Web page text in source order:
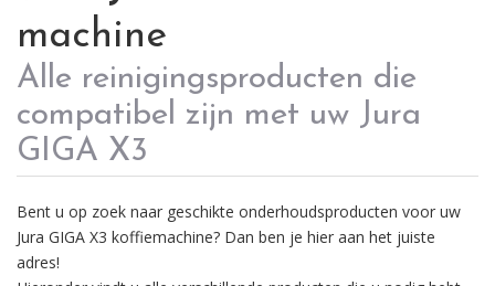
machine
Alle reinigingsproducten die
compatibel zijn met uw Jura
GIGA X3
Bent u op zoek naar geschikte onderhoudsproducten voor uw
Jura GIGA X3 koffiemachine? Dan ben je hier aan het juiste
adres!